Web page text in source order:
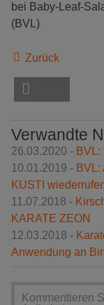
bei Baby-Leaf-
(BVL)
Zurück
Verwandte
26.03.2020 -
10.01.2019 -
KUSTI
11.07.2018 -
KARATE ZEON
12.03.2018 -
Anwendung an